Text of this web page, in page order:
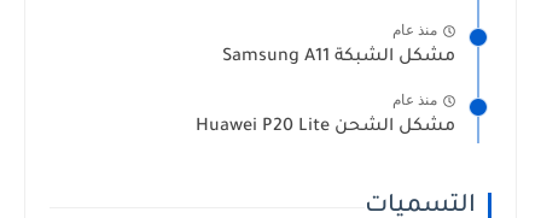
منذ عام
مشكل الشبكة Samsung A11
منذ عام
مشكل الشحن Huawei P20 Lite
التسميات